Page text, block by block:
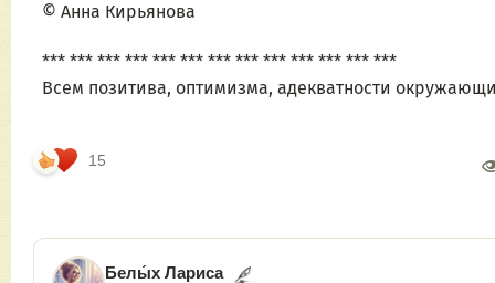
© Анна Кирьянова
*** *** *** *** *** *** *** *** *** *** *** *** ***
Всем позитива, оптимизма, адекватности
15
Белы́х Лариса